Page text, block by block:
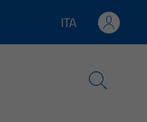
Lingua attiva:
ITA